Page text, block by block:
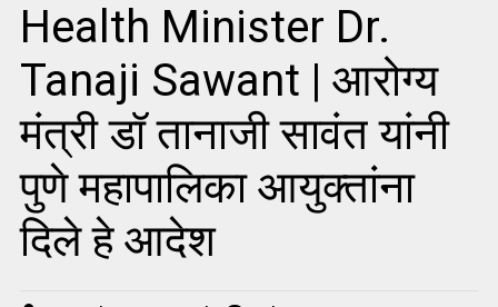
Health Minister Dr.
Tanaji Sawant | आरोग्य
मंत्री डॉ तानाजी सावंत यांनी
पुणे महापालिका आयुक्तांना
दिले हे आदेश